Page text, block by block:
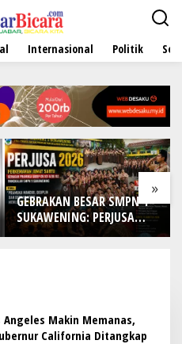
Internasional Politik
»
SMPN 1
DI TENGAH
TANTANGAN
IWO Indonesia
Angeles Makin Memanas,
California Ditangkap